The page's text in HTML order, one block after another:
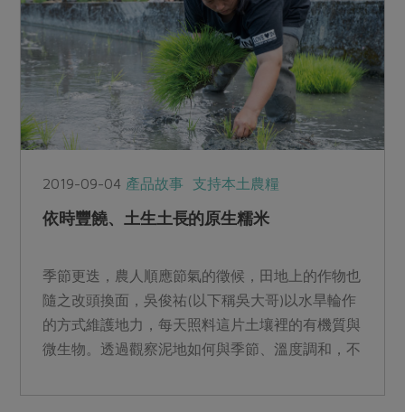
2019-09-04 產品故事 支持本土農糧
依時豐饒、土生土長的原生糯米
季節更迭，農人順應節氣的徵候，田地上的作物也
隨之改頭換面，吳俊祐(以下稱吳大哥)以水旱輪作
的方式維護地力，每天照料這片土壤裡的有機質與
微生物。透過觀察泥地如何與季節、溫度調和，不